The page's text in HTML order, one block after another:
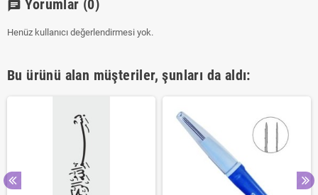
chat Yorumlar (0)
Henüz kullanıcı değerlendirmesi yok.
Bu ürünü alan müşteriler, şunları da aldı: